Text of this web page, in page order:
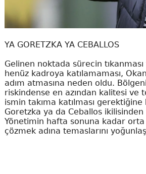
YA GORETZKA YA CEBALLOS
Gelinen noktada sürecin
henüz kadroya katılamaması,
adım atmasına neden oldu.
riskindense en azından kalitesi ve
ismin takıma katılması
Goretzka ya da Ceballos ikilisinden
Yönetimin hafta sonuna kadar
çözmek adına temaslarını